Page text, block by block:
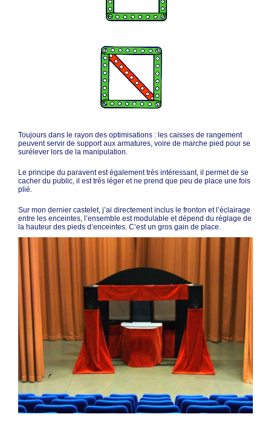
Toujours dans le rayon des optimisations : les caisses de rangement
peuvent servir de support aux armatures, voire de marche pied pour se
surélever lors de la manipulation.
Le principe du paravent est également très intéressant, il permet de se
cacher du public, il est très léger et ne prend que peu de place une fois
plié.
Sur mon dernier castelet, j’ai directement inclus le fronton et l’éclairage
entre les enceintes, l’ensemble est modulable et dépend du réglage de
la hauteur des pieds d’enceintes. C’est un gros gain de place.